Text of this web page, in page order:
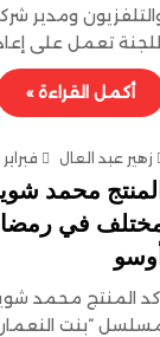
تعمل على
أكمل القراءة »
زهير عبد العال فبراير 17, 2026
المنتج محمد
في
أوسو
المنتج محمد
“بنت